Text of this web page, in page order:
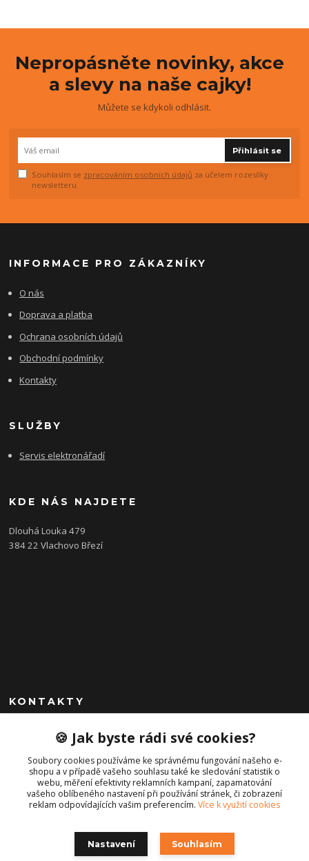
Nepropásněte novinky, akce
a slevy na naše cajky!
Můžete se kdykoli odhlásit.
Přihlásit se
Souhlasím se zpracováním osobních údajů za účelem rozesílky
newsletteru.
INFORMACE PRO ZÁKAZNÍKY
O nás
Doprava a platba
Ochrana osobních údajů
Obchodní podmínky
Kontakty
SLUŽBY
Servis elektronářadí
KDE NÁS NAJDETE
Dlouhá Louka 479
384 22 Vlachovo Březí
KONTAKTY
+420 792 757 523
obchod@cajkservis.cz
🍪 Jak byste rádi své cookies?
Soubory cookies používáme ke správnému fungování našeho e-
shopu a v případě vašeho souhlasu také ke sledování statistik o
webu, měření efektivity reklamních kampaní, zapamatování
vašeho oblíbeného nastavení při používání stránek, či zobrazení
reklam odpovídajících vašim preferencím. Více k využití cookies
Nastavení Souhlasím